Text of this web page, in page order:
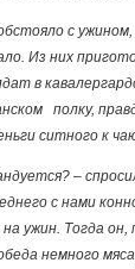
с
Из них
в
полку,
ситного к
–
с нами
ужин. Тогда
немного